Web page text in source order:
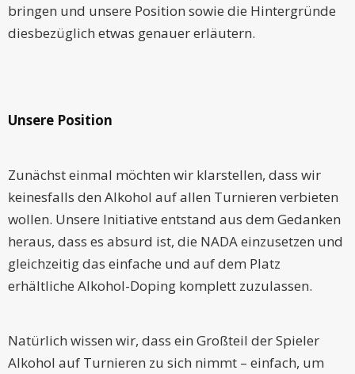
bringen und unsere Position sowie die Hintergründe
diesbezüglich etwas genauer erläutern.
Unsere Position
Zunächst einmal möchten wir klarstellen, dass wir
keinesfalls den Alkohol auf allen Turnieren verbieten
wollen. Unsere Initiative entstand aus dem Gedanken
heraus, dass es absurd ist, die NADA einzusetzen und
gleichzeitig das einfache und auf dem Platz
erhältliche Alkohol-Doping komplett zuzulassen.
Natürlich wissen wir, dass ein Großteil der Spieler
Alkohol auf Turnieren zu sich nimmt – einfach, um